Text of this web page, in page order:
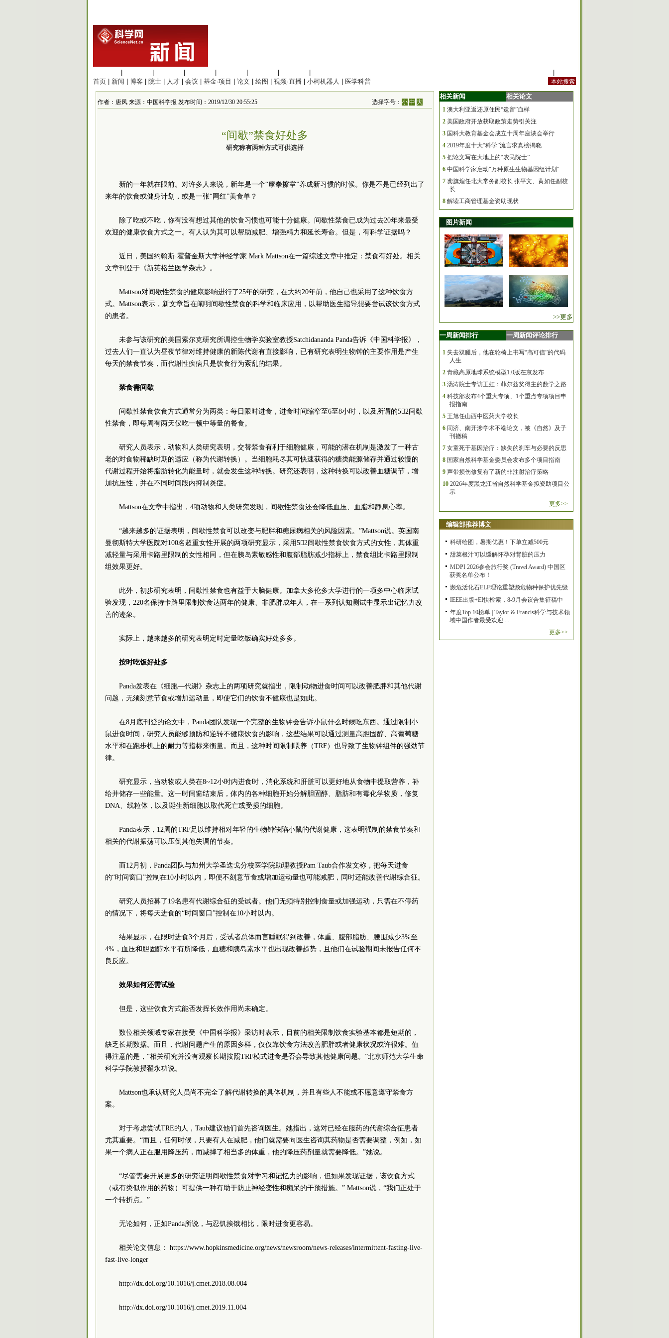
首页
新闻 博客 院士 人才 会议 基金·项目 论文 绘图 视频·直播 小柯机器人 医学科普
作者：唐凤 来源：中国科学报 发布时间：2019/12/30 20:55:25 选择字号：小 中 大
“间歇”禁食好处多
研究称有两种方式可供选择
新的一年就在眼前。对许多人来说，新年是一个“摩拳擦掌”养成新习惯的时候。你是不是已经列出了
来年的饮食或健身计划，或是一张“网红”美食单？
除了吃或不吃，你有没有想过其他的饮食习惯也可能十分健康。间歇性禁食已成为过去20年来最受
欢迎的健康饮食方式之一。有人认为其可以帮助减肥、增强精力和延长寿命。但是，有科学证据吗？
近日，美国约翰斯·霍普金斯大学神经学家 Mark Mattson在一篇综述文章中推定：禁食有好处。相关
文章刊登于《新英格兰医学杂志》。
Mattson对间歇性禁食的健康影响进行了25年的研究，在大约20年前，他自己也采用了这种饮食方
式。Mattson表示，新文章旨在阐明间歇性禁食的科学和临床应用，以帮助医生指导想要尝试该饮食方式
的患者。
未参与该研究的美国索尔克研究所调控生物学实验室教授Satchidananda Panda告诉《中国科学报》，
过去人们一直认为昼夜节律对维持健康的新陈代谢有直接影响，已有研究表明生物钟的主要作用是产生
每天的禁食节奏，而代谢性疾病只是饮食行为紊乱的结果。
禁食需间歇
间歇性禁食饮食方式通常分为两类：每日限时进食，进食时间缩窄至6至8小时，以及所谓的52间歇
性禁食，即每周有两天仅吃一顿中等量的餐食。
研究人员表示，动物和人类研究表明，交替禁食有利于细胞健康，可能的潜在机制是激发了一种古
老的对食物稀缺时期的适应（称为代谢转换）。当细胞耗尽其可快速获得的糖类能源储存并通过较慢的
代谢过程开始将脂肪转化为能量时，就会发生这种转换。研究还表明，这种转换可以改善血糖调节，增
加抗压性，并在不同时间段内抑制炎症。
Mattson在文章中指出，4项动物和人类研究发现，间歇性禁食还会降低血压、血脂和静息心率。
“越来越多的证据表明，间歇性禁食可以改变与肥胖和糖尿病相关的风险因素。”Mattson说。英国南
曼彻斯特大学医院对100名超重女性开展的两项研究显示，采用52间歇性禁食饮食方式的女性，其体重
减轻量与采用卡路里限制的女性相同，但在胰岛素敏感性和腹部脂肪减少指标上，禁食组比卡路里限制
组效果更好。
此外，初步研究表明，间歇性禁食也有益于大脑健康。加拿大多伦多大学进行的一项多中心临床试
验发现，220名保持卡路里限制饮食达两年的健康、非肥胖成年人，在一系列认知测试中显示出记忆力改
善的迹象。
实际上，越来越多的研究表明定时定量吃饭确实好处多多。
按时吃饭好处多
Panda发表在《细胞—代谢》杂志上的两项研究就指出，限制动物进食时间可以改善肥胖和其他代谢
问题，无须刻意节食或增加运动量，即使它们的饮食不健康也是如此。
在8月底刊登的论文中，Panda团队发现一个完整的生物钟会告诉小鼠什么时候吃东西。通过限制小
鼠进食时间，研究人员能够预防和逆转不健康饮食的影响，这些结果可以通过测量高胆固醇、高葡萄糖
水平和在跑步机上的耐力等指标来衡量。而且，这种时间限制喂养（TRF）也导致了生物钟组件的强劲节
律。
研究显示，当动物或人类在8~12小时内进食时，消化系统和肝脏可以更好地从食物中提取营养，补
给并储存一些能量。这一时间窗结束后，体内的各种细胞开始分解胆固醇、脂肪和有毒化学物质，修复
DNA、线粒体，以及诞生新细胞以取代死亡或受损的细胞。
Panda表示，12周的TRF足以维持相对年轻的生物钟缺陷小鼠的代谢健康，这表明强制的禁食节奏和
相关的代谢振荡可以压倒其他失调的节奏。
而12月初，Panda团队与加州大学圣迭戈分校医学院助理教授Pam Taub合作发文称，把每天进食
的“时间窗口”控制在10小时以内，即便不刻意节食或增加运动量也可能减肥，同时还能改善代谢综合征。
研究人员招募了19名患有代谢综合征的受试者。他们无须特别控制食量或加强运动，只需在不停药
的情况下，将每天进食的“时间窗口”控制在10小时以内。
结果显示，在限时进食3个月后，受试者总体而言睡眠得到改善，体重、腹部脂肪、腰围减少3%至
4%，血压和胆固醇水平有所降低，血糖和胰岛素水平也出现改善趋势，且他们在试验期间未报告任何不
良反应。
效果如何还需试验
但是，这些饮食方式能否发挥长效作用尚未确定。
数位相关领域专家在接受《中国科学报》采访时表示，目前的相关限制饮食实验基本都是短期的，
缺乏长期数据。而且，代谢问题产生的原因多样，仅仅靠饮食方法改善肥胖或者健康状况或许很难。值
得注意的是，“相关研究并没有观察长期按照TRF模式进食是否会导致其他健康问题。”北京师范大学生命
科学学院教授翟永功说。
Mattson也承认研究人员尚不完全了解代谢转换的具体机制，并且有些人不能或不愿意遵守禁食方
案。
对于考虑尝试TRE的人，Taub建议他们首先咨询医生。她指出，这对已经在服药的代谢综合征患者
尤其重要。“而且，任何时候，只要有人在减肥，他们就需要向医生咨询其药物是否需要调整，例如，如
果一个病人正在服用降压药，而减掉了相当多的体重，他的降压药剂量就需要降低。”她说。
“尽管需要开展更多的研究证明间歇性禁食对学习和记忆力的影响，但如果发现证据，该饮食方式
（或有类似作用的药物）可提供一种有助于防止神经变性和痴呆的干预措施。” Mattson说，“我们正处于
一个转折点。”
无论如何，正如Panda所说，与忍饥挨饿相比，限时进食更容易。
相关论文信息： https://www.hopkinsmedicine.org/news/newsroom/news-releases/intermittent-fasting-live-
fast-live-longer
http://dx.doi.org/10.1016/j.cmet.2018.08.004
http://dx.doi.org/10.1016/j.cmet.2019.11.004
相关新闻 相关论文
1 澳大利亚返还原住民“遗留”血样
2 美国政府开放获取政策走势引关注
3 国科大教育基金会成立十周年座谈会举行
4 2019年度十大“科学”流言求真榜揭晓
5 把论文写在大地上的“农民院士”
6 中国科学家启动"万种原生生物基因组计划"
7 龚旗煌任北大常务副校长 张平文、黄如任副校
长
8 解读工商管理基金资助现状
图片新闻
>>更多
一周新闻排行 一周新闻评论排行
1 失去双腿后，他在轮椅上书写“高可信”的代码
人生
2 青藏高原地球系统模型1.0版在京发布
3 汤涛院士专访王虹：菲尔兹奖得主的数学之路
4 科技部发布4个重大专项、1个重点专项项目申
报指南
5 王旭任山西中医药大学校长
6 同济、南开涉学术不端论文，被《自然》及子
刊撤稿
7 女童死于基因治疗：缺失的刹车与必要的反思
8 国家自然科学基金委员会发布多个项目指南
9 声带损伤修复有了新的非注射治疗策略
10 2026年度黑龙江省自然科学基金拟资助项目公
示
更多>>
编辑部推荐博文
科研绘图，暑期优惠！下单立减500元
甜菜根汁可以缓解怀孕对肾脏的压力
MDPI 2026参会旅行奖 (Travel Award) 中国区
获奖名单公布！
濒危活化石ELF理论重塑濒危物种保护优先级
IEEE出版+EI快检索，8-9月会议合集征稿中
年度Top 10榜单 | Taylor & Francis科学与技术领
域中国作者最受欢迎 ...
更多>>